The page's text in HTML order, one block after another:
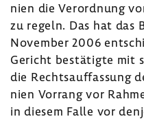
nien die Verord­nung
zu regeln. Das hat das
November 2006
Gericht bestä­tigte mit
die Rechts­auf­fas­sung
nien Vorrang vor
in diesem Falle vor